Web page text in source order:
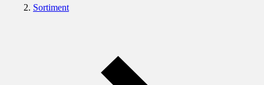
Sortiment